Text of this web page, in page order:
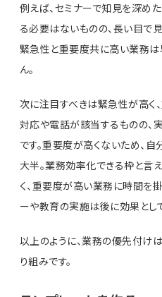
例えば、セミナーで知見を深めた
る必要はないものの、長い目で
緊急性と重要度共に高い業務
ん。
次に注目すべきは緊急性が高く
対応や電話が該当するものの
です。重要度が高くないため、
大半。業務効率化できる枠と言
く、重要度が高い業務に時間を
ーや教育の実施は後に効果とし
以上のように、業務の優先付け
り組みです。